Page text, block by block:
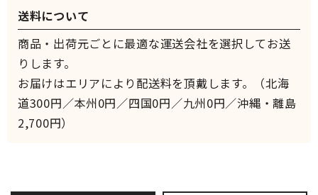
送料について
商品・出荷元ごとに最適な運送会社を選択してお送
りします。
お届けはエリアにより配送料を頂戴します。（北海
道300円／本州0円／四国0円／九州0円／沖縄・離島
2,700円）